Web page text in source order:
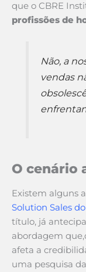
que o CBRE
profissões de
Não, a
vendas
O cenário
Existem alguns
Solution Sales
título, já
abordagem
afeta a
uma pesquisa